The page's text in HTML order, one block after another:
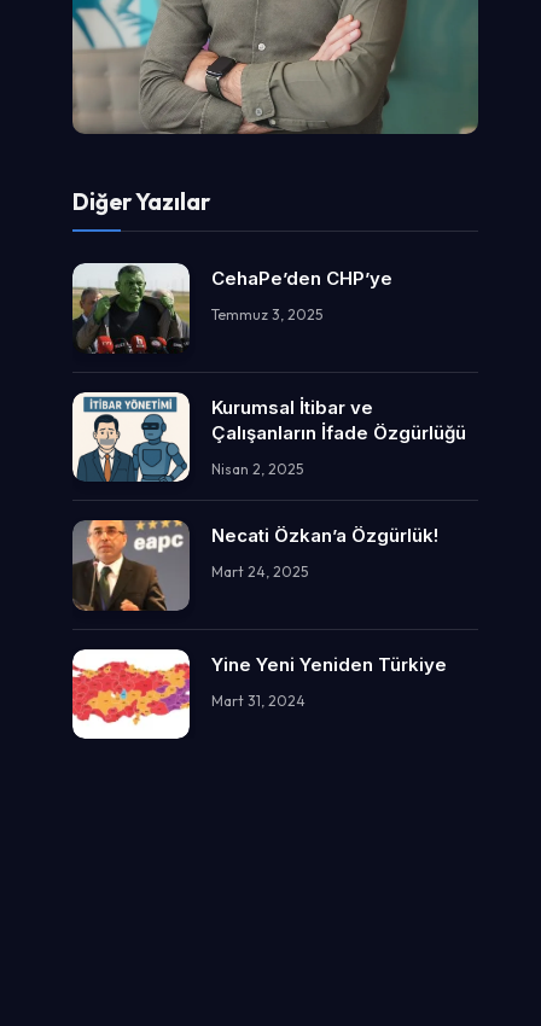
Diğer Yazılar
CehaPe’den CHP’ye
Temmuz 3, 2025
Kurumsal İtibar ve
Çalışanların İfade Özgürlüğü
Nisan 2, 2025
Necati Özkan’a Özgürlük!
Mart 24, 2025
Yine Yeni Yeniden Türkiye
Mart 31, 2024